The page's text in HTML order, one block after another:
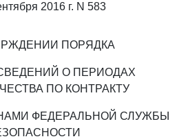
2016 г. N 583
ПОРЯДКА
О ПЕРИОДАХ
ПО КОНТРАКТУ
ФЕДЕРАЛЬНОЙ СЛУЖБЫ